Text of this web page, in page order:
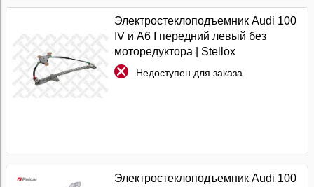
Электростеклоподъемник Audi 100
IV и A6 I передний левый без
моторедуктора | Stellox
Недоступен для заказа
Электростеклоподъемник Audi 100